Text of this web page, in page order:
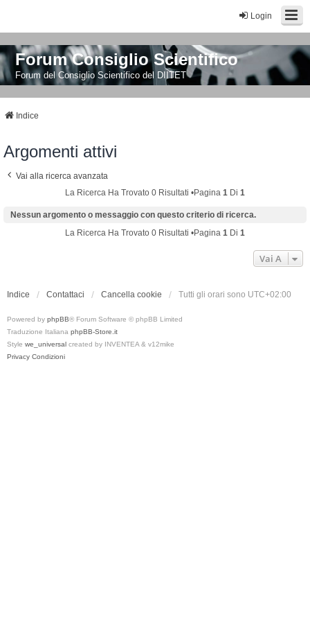
Login
Forum Consiglio Scientifico
Forum del Consiglio Scientifico del DIITET
Indice
Argomenti attivi
Vai alla ricerca avanzata
La Ricerca Ha Trovato 0 Risultati •Pagina 1 Di 1
Nessun argomento o messaggio con questo criterio di ricerca.
La Ricerca Ha Trovato 0 Risultati •Pagina 1 Di 1
Vai A
Indice Contattaci Cancella cookie Tutti gli orari sono UTC+02:00
Powered by phpBB® Forum Software © phpBB Limited
Traduzione Italiana phpBB-Store.it
Style we_universal created by INVENTEA & v12mike
Privacy Condizioni